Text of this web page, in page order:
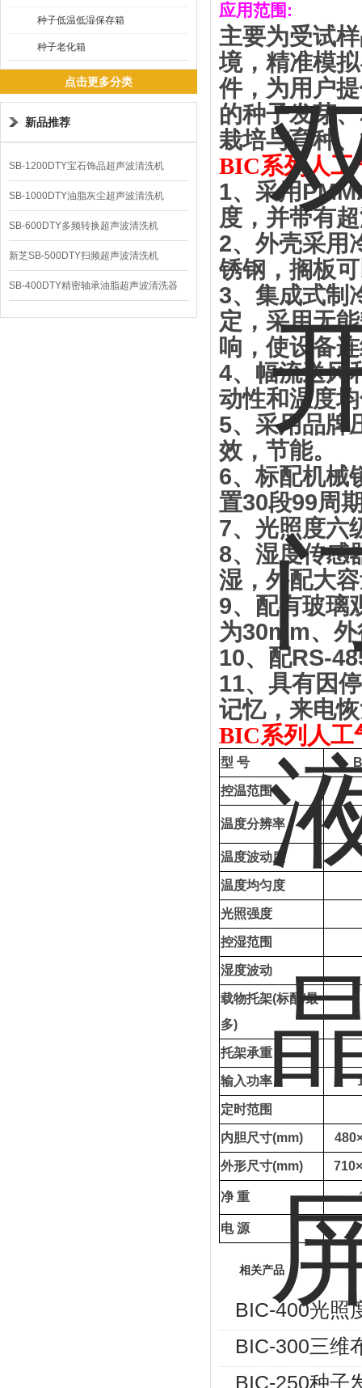
种子低温低湿保存箱
种子老化箱
点击更多分类
新品推荐
SB-1200DTY宝石饰品超声波清洗机
SB-1000DTY油脂灰尘超声波清洗机
SB-600DTY多频转换超声波清洗机
新芝SB-500DTY扫频超声波清洗机
SB-400DTY精密轴承油脂超声波清洗器
应用范围 :
主要为受试
境，精准模
件，为用户
的种子发芽
栽培与育种
BIC系列人工
1、 采用
度，并带有
2、 外壳采用
锈钢，搁板
3、 集成式制
定，采用无
响，使设备
4、 幅流送风
动性和温度
5、 采用品牌
效，节能。
6、标配机械
置30段99周
7、 光照度六
8、 湿度传感
湿，外配大
9、 配有玻璃
为30mm、
10、 配RS-
11、 具有因
记忆，来电
BIC系列人工
型 号
控温范围
温度分辨率
温度波动度
温度均匀度
光照强度
控湿范围
湿度波动
载物托架(标配 /最
多)
托架承重
输入功率
定时范围
内胆尺寸(mm)
外形尺寸(mm)
净 重
电 源
相关产品
BIC-400光照
BIC-300三维
BIC-250种子